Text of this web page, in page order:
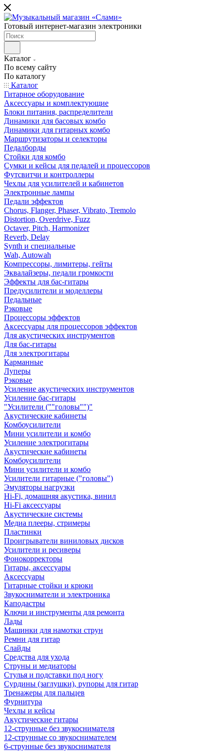
Готовый интернет-магазин электроники
Каталог
По всему сайту
По каталогу
Каталог
Гитарное оборудование
Аксессуары и комплектующие
Блоки питания, распределители
Динамики для басовых комбо
Динамики для гитарных комбо
Маршрутизаторы и селекторы
Педалборды
Стойки для комбо
Сумки и кейсы для педалей и процессоров
Футсвитчи и контроллеры
Чехлы для усилителей и кабинетов
Электронные лампы
Педали эффектов
Chorus, Flanger, Phaser, Vibrato, Tremolo
Distortion, Overdrive, Fuzz
Octaver, Pitch, Harmonizer
Reverb, Delay
Synth и специальные
Wah, Autowah
Компрессоры, лимитеры, гейты
Эквалайзеры, педали громкости
Эффекты для бас-гитары
Предусилители и моделлеры
Педальные
Рэковые
Процессоры эффектов
Аксессуары для процессоров эффектов
Для акустических инструментов
Для бас-гитары
Для электрогитары
Карманные
Луперы
Рэковые
Усиление акустических инструментов
Усиление бас-гитары
"Усилители (""головы"")"
Акустические кабинеты
Комбоусилители
Мини усилители и комбо
Усиление электрогитары
Акустические кабинеты
Комбоусилители
Мини усилители и комбо
Усилители гитарные ("головы")
Эмуляторы нагрузки
Hi-Fi, домашняя акустика, винил
Hi-Fi аксессуары
Акустические системы
Медиа плееры, стримеры
Пластинки
Проигрыватели виниловых дисков
Усилители и ресиверы
Фонокорректоры
Гитары, аксессуары
Аксессуары
Гитарные стойки и крюки
Звукосниматели и электроника
Каподастры
Ключи и инструменты для ремонта
Лады
Машинки для намотки струн
Ремни для гитар
Слайды
Средства для ухода
Струны и медиаторы
Стулья и подставки под ногу
Сурдины (заглушки), рупоры для гитар
Тренажеры для пальцев
Фурнитура
Чехлы и кейсы
Акустические гитары
12-струнные без звукоснимателя
12-струнные со звукоснимателем
6-струнные без звукоснимателя